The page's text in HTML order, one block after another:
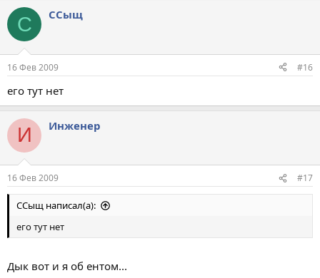
С ССыщ
16 Фев 2009 #16
его тут нет
И Инженер
16 Фев 2009 #17
ССыщ написал(а):
его тут нет
Дык вот и я об ентом...